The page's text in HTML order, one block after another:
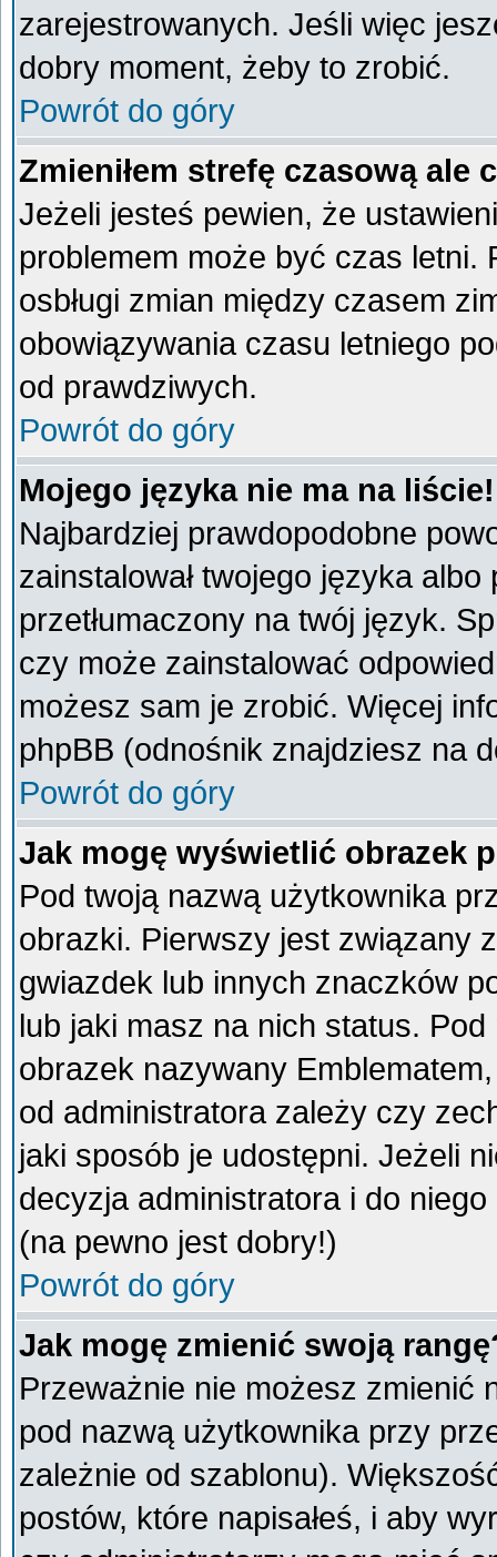
zarejestrowanych. Jeśli więc
dobry moment, żeby to zrobić.
Powrót do góry
Zmieniłem strefę czasową ale
Jeżeli jesteś pewien, że
problemem może być czas letni.
osbługi zmian między czasem
obowiązywania czasu letniego
od prawdziwych.
Powrót do góry
Mojego języka nie ma na liście!
Najbardziej prawdopodobne
zainstalował twojego języka
przetłumaczony na twój język.
czy może zainstalować
możesz sam je zrobić. Więcej
phpBB (odnośnik znajdziesz na
Powrót do góry
Jak mogę wyświetlić obrazek
Pod twoją nazwą użytkownika
obrazki. Pierwszy jest związany
gwiazdek lub innych znaczków
lub jaki masz na nich status.
obrazek nazywany
od administratora zależy czy
jaki sposób je udostępni. Jeżeli
decyzja administratora i do
(na pewno jest dobry!)
Powrót do góry
Jak mogę zmienić swoją
Przeważnie nie możesz zmienić
pod nazwą użytkownika przy
zależnie od szablonu).
postów, które napisałeś, i aby